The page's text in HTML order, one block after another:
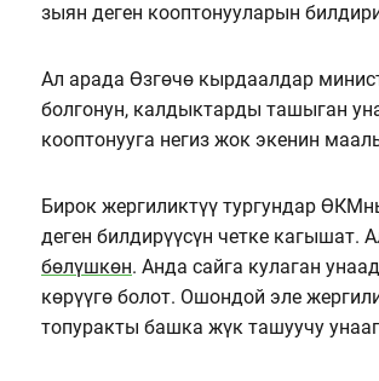
зыян деген кооптонууларын
Ал арада Өзгөчө кырдаалдар
болгонун, калдыктарды ташыган
кооптонууга негиз жок экенин
Бирок жергиликтүү тургундар
деген билдирүүсүн четке кагышат.
бөлүшкөн. Анда сайга кулаган
көрүүгө болот. Ошондой эле
топуракты башка жүк ташуучу